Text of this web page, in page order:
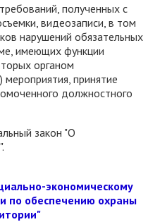
полученных с
видеозаписи, в том
нарушений обязательных
имеющих функции
органом
принятие
должностного
закон "О
экономическому
по обеспечению охраны